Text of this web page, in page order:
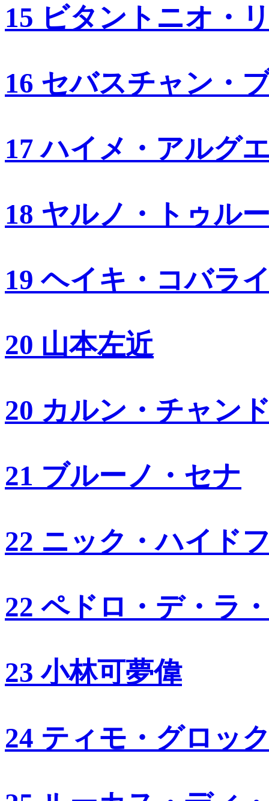
15 ビタントニオ・
16 セバスチャン・
17 ハイメ・アルグ
18 ヤルノ・トゥル
19 ヘイキ・コバラ
20 山本左近
20 カルン・チャン
21 ブルーノ・セナ
22 ニック・ハイド
22 ペドロ・デ・ラ
23 小林可夢偉
24 ティモ・グロッ